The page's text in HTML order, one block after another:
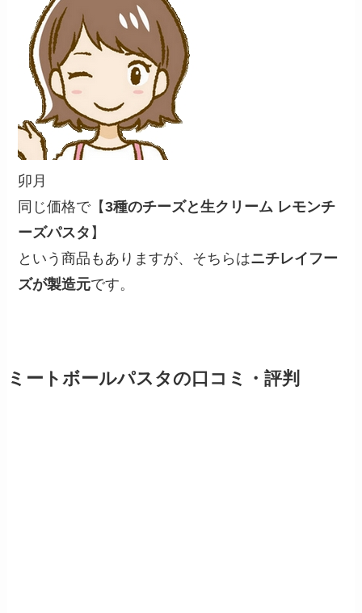
卯月
同じ価格で【3種のチーズと生クリーム レモンチ
ーズパスタ 】
という商品もありますが、そちらはニチレイフー
ズが製造元です。
ミートボールパスタの口コミ・評判